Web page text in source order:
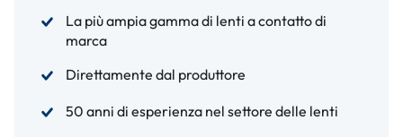
La più ampia gamma di lenti a contatto di
marca
Direttamente dal produttore
50 anni di esperienza nel settore delle lenti